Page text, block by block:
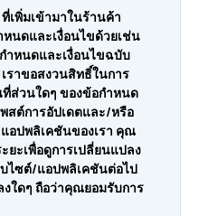
เพิ่มเข้ามาในร้านค้า
นดและเงื่อนไขด้วยเช่น
หนดและเงื่อนไขฉบับ
ราขอสงวนสิทธิ์ในการ
ส่วนใดๆ ของข้อกำหนด
สต์การอัปเดตและ/หรือ
อปพลิเคชันของเรา คุณ
ะเพื่อดูการเปลี่ยนแปลง
ไซต์/แอปพลิเคชันต่อไป
ใดๆ ถือว่าคุณยอมรับการ